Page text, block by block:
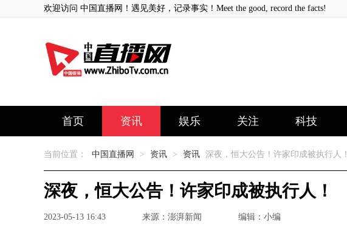
欢迎访问 中国直播网！遇见美好，记录事实！Meet the good, record the facts!
首页 资讯 娱乐 关注 科技
当前位置： 中国直播网 > 资讯 > 资讯 深夜，恒大公告！许家印成被执行人！
深夜，恒大公告！许家印成被执行人！
2023-05-13 16:43 来源：澎湃新闻 编辑：小编